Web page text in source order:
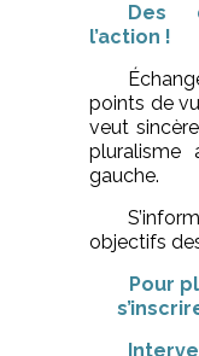
Des
l’action !
points de
veut
gauche.
objectifs
Pour